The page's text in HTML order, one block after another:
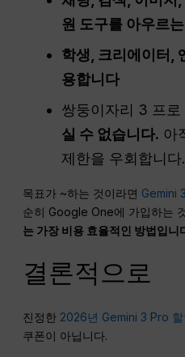
원 도구를 아우르
학생, 크리에이터,
용합니다
쌍둥이자리 3 프로
실 수 없습니다. 아
제한을 우회합니다.
목표가 ~하는 것이라면 Gemini
순히 Google One에 가입하는
는 가장 비용 효율적인 방법입니
결론적으로
진정한 2026년 Gemini 3 Pro 할
쿠폰이 아닙니다.